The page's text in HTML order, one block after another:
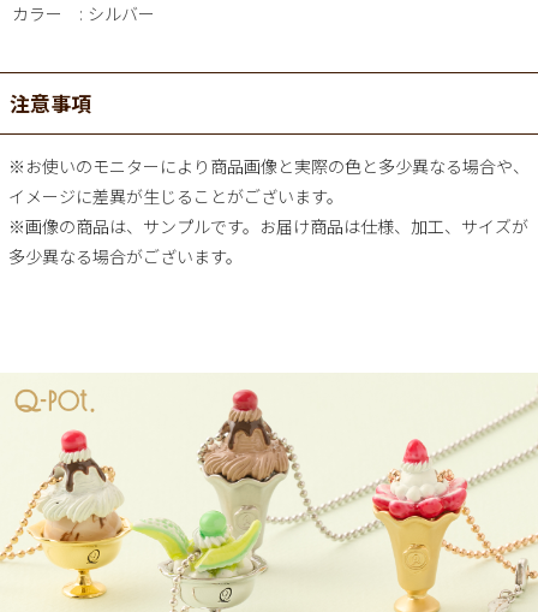
カラー シルバー
注意事項
※お使いのモニターにより商品画像と実際の色と多少異なる場合や、
イメージに差異が生じることがございます。
※画像の商品は、サンプルです。お届け商品は仕様、加工、サイズが
多少異なる場合がございます。